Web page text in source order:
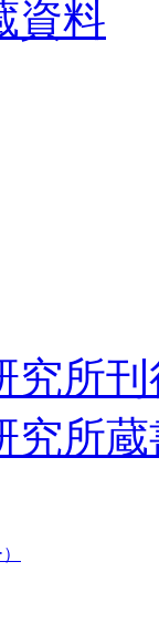
資料
究所
究所